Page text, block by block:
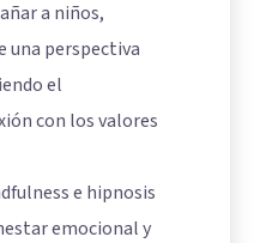
a niños,
una perspectiva
el
con los valores
e hipnosis
emocional y